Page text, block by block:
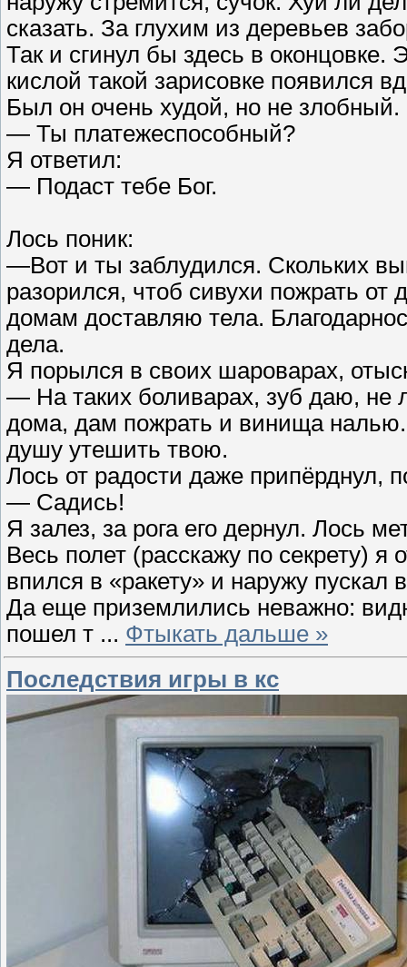
сказать. За глухим из деревьев
Так и сгинул бы здесь в
кислой такой зарисовке появился
Был он очень худой, но не
— Ты платежеспособный?
Я ответил:
— Подаст тебе Бог.
Лось поник:
—Вот и ты заблудился. Скольких
разорился, чтоб сивухи пожрать
домам доставляю тела.
дела.
Я порылся в своих шароварах,
— На таких боливарах, зуб даю, не
дома, дам пожрать и винища
душу утешить твою.
Лось от радости даже припёрднул,
— Садись!
Я залез, за рога его дернул. Лось
Весь полет (расскажу по секрету) я
впился в «ракету» и наружу пускал
Да еще приземлились неважно:
пошел т ... Фтыкать дальше »
Последствия игры в кс